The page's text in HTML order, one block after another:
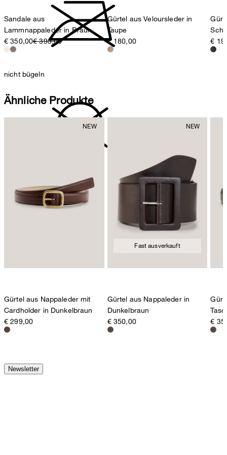
nicht bügeln
Sandale aus
Lammnappaleder in Braun
€ 350,00€ 395,00
Gürtel aus Veloursleder in
Taupe
€ 180,00
€
Ähnliche Produkte
Gürtel aus Nappaleder mit
Cardholder in Dunkelbraun
€ 299,00
Fast ausverkauft
Gürtel aus Nappaleder in
Dunkelbraun
€ 350,00
€
Newsletter